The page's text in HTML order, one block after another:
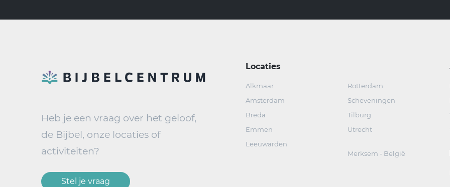
Heb je een vraag over het geloof,
de Bijbel, onze locaties of
activiteiten?
Stel je vraag
Locaties
Alkmaar
Amsterdam
Breda
Emmen
Leeuwarden
Rotterdam
Scheveningen
Tilburg
Utrecht
Merksem - België